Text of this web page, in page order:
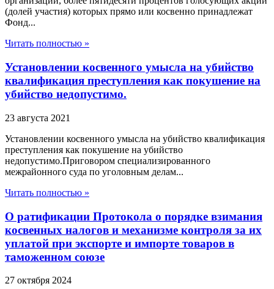
(долей участия) которых прямо или косвенно принадлежат
Фонд...
Читать полностью »
Установлении косвенного умысла на убийство
квалификация преступления как покушение на
убийство недопустимо.
23 августа 2021
Установлении косвенного умысла на убийство квалификация
преступления как покушение на убийство
недопустимо.Приговором специализированного
межрайонного суда по уголовным делам...
Читать полностью »
О ратификации Протокола о порядке взимания
косвенных налогов и механизме контроля за их
уплатой при экспорте и импорте товаров в
таможенном союзе
27 октября 2024